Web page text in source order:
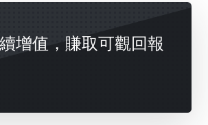
增值，賺取可觀回報